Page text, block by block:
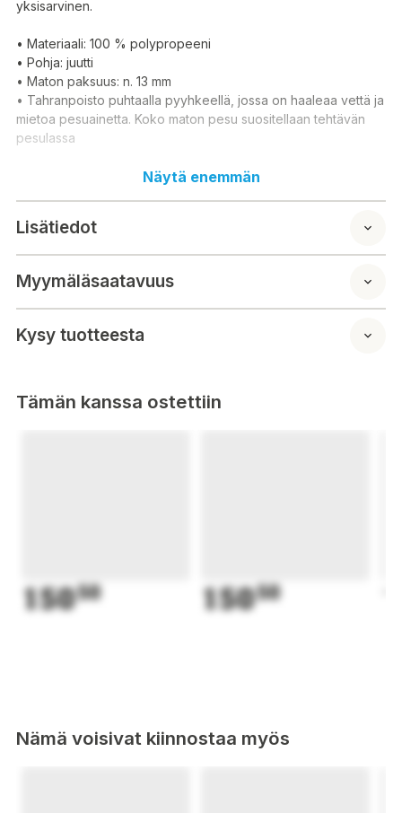
yksisarvinen.
• Materiaali: 100 % polypropeeni
• Pohja: juutti
• Maton paksuus: n. 13 mm
• Tahranpoisto puhtaalla pyyhkeellä, jossa on haaleaa vettä ja
mietoa pesuainetta. Koko maton pesu suositellaan tehtävän
pesulassa
Atlas Unicorn mattan är dekorerad med en enhörning omgiven
• Material: 100 % polypropen
• Bas: jute
• Fläckborttagning med en ren handduk med ljummet vatten
och ett milt rengöringsmedel. Det rekommenderas att tvätta
hela mattan i en tvättomat
Näytä enemmän
Lisätiedot
Myymäläsaatavuus
Kysy tuotteesta
Tämän kanssa ostettiin
15050 15050
Nämä voisivat kiinnostaa myös